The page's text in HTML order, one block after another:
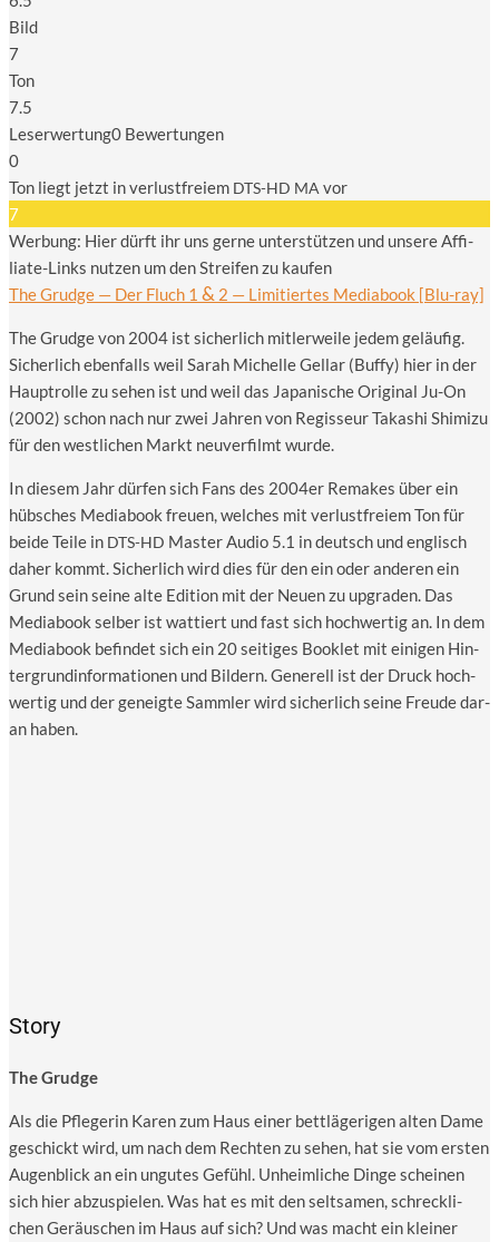
Bild
7
Ton
7.5
Leser­wer­tung0 Bewer­tun­gen
0
Ton liegt jetzt in ver­lust­frei­em DTS-HD MA vor
7
Wer­bung: Hier dürft ihr uns ger­ne unter­stüt­zen und unse­re Affi­
lia­te-Links nut­zen um den Strei­fen zu kaufen
The Grudge — Der Fluch 1 & 2 — Limi­tier­tes Media­book [Blu-ray]
The Grudge von 2004 ist sicher­lich mit­ler­wei­le jedem geläu­fig.
Sicher­lich eben­falls weil Sarah Michel­le Gel­lar (Buffy) hier in der
Haupt­rol­le zu sehen ist und weil das Japa­ni­sche Ori­gi­nal Ju-On
(2002) schon nach nur zwei Jah­ren von Regis­seur Taka­shi Shi­mi­zu
für den west­li­chen Markt neu­ver­filmt wurde.
In die­sem Jahr dür­fen sich Fans des 2004er Remakes über ein
hüb­sches Media­book freu­en, wel­ches mit ver­lust­frei­em Ton für
bei­de Tei­le in DTS-HD Mas­ter Audio 5.1 in deutsch und eng­lisch
daher kommt. Sicher­lich wird dies für den ein oder ande­ren ein
Grund sein sei­ne alte Edi­ti­on mit der Neu­en zu upgraden. Das
Media­book sel­ber ist wat­tiert und fast sich hoch­wer­tig an. In dem
Media­book befin­det sich ein 20 sei­ti­ges Book­let mit eini­gen Hin­
ter­grund­in­for­ma­tio­nen und Bil­dern. Gene­rell ist der Druck hoch­
wer­tig und der geneig­te Samm­ler wird sicher­lich sei­ne Freu­de dar­
an haben.
Story
The Grudge
Als die Pfle­ge­rin Karen zum Haus einer bett­lä­ge­ri­gen alten Dame
geschickt wird, um nach dem Rech­ten zu sehen, hat sie vom ers­ten
Augen­blick an ein ungu­tes Gefühl. Unheim­li­che Din­ge schei­nen
sich hier abzu­spie­len. Was hat es mit den selt­sa­men, schreck­li­
chen Geräu­schen im Haus auf sich? Und was macht ein klei­ner